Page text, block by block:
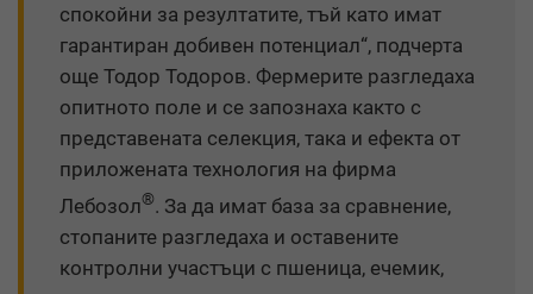
спокойни за резултатите, тъй като имат
гарантиран добивен потенциал“, подчерта
още Тодор Тодоров. Фермерите разгледаха
опитното поле и се запознаха както с
представената селекция, така и ефекта от
приложената технология на фирма
Лебозол®. За да имат база за сравнение,
стопаните разгледаха и оставените
контролни участъци с пшеница, ечемик,